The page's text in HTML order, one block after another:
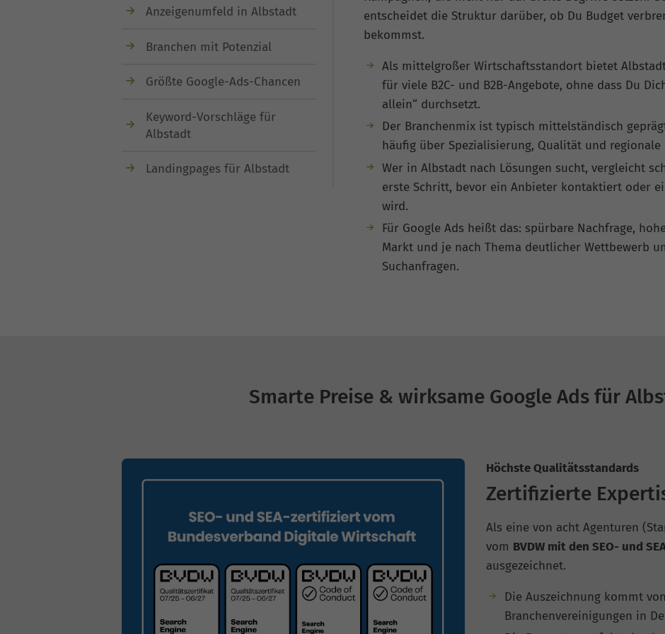
Anzeigenumfeld in Albstadt
Branchen mit Potenzial
Größte Google-Ads-Chancen
Keyword-Vorschläge für
Albstadt
Landingpages für Albstadt
entscheidet die Struktur darüber, ob Du Budget
bekommst.
Als mittelgroßer Wirtschaftsstandort bietet
für viele B2C- und B2B-Angebote, ohne dass Du
allein“ durchsetzt.
Der Branchenmix ist typisch mittelständisch
häufig über Spezialisierung, Qualität und regionale
Wer in Albstadt nach Lösungen sucht, vergleicht
erste Schritt, bevor ein Anbieter kontaktiert oder
wird.
Für Google Ads heißt das: spürbare Nachfrage,
Markt und je nach Thema deutlicher Wettbewerb
Suchanfragen.
Smarte Preise & wirksame Google Ads für
Höchste Qualitätsstandards
Zertifizierte
Als eine von acht Agenturen
vom BVDW mit den SEO- und
ausgezeichnet.
Die Auszeichnung kommt
Branchenvereinigungen in